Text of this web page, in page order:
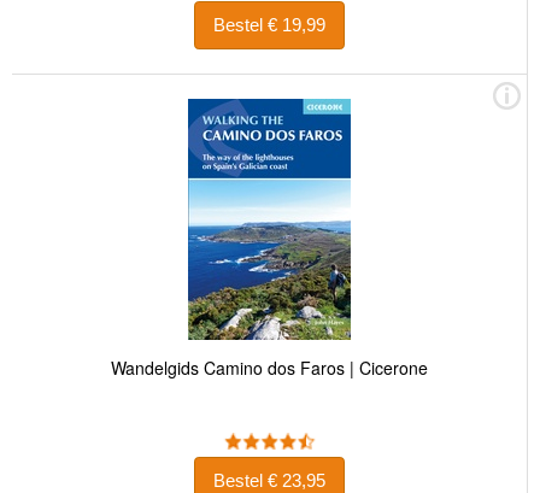
Bestel € 19,99
Wandelgids Camino dos Faros | Cicerone
Bestel € 23,95